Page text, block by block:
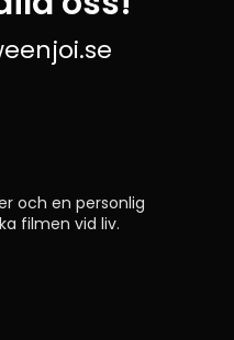
och en personlig
filmen vid liv.